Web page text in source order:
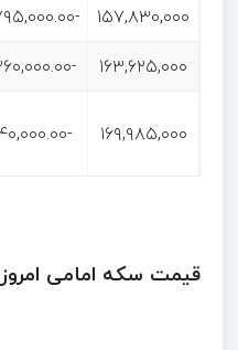
۱۵۷,۸۳۰,۰۰۰ -۵,۷۹۵,۰۰۰.۰۰
۱۶۳,۶۲۵,۰۰۰
-۶,۳۶۰,۰۰۰.۰۰
۱۶۹,۹۸۵,۰۰۰ -۳۴۰,۰۰۰.۰۰
قیمت سکه امامی امروز